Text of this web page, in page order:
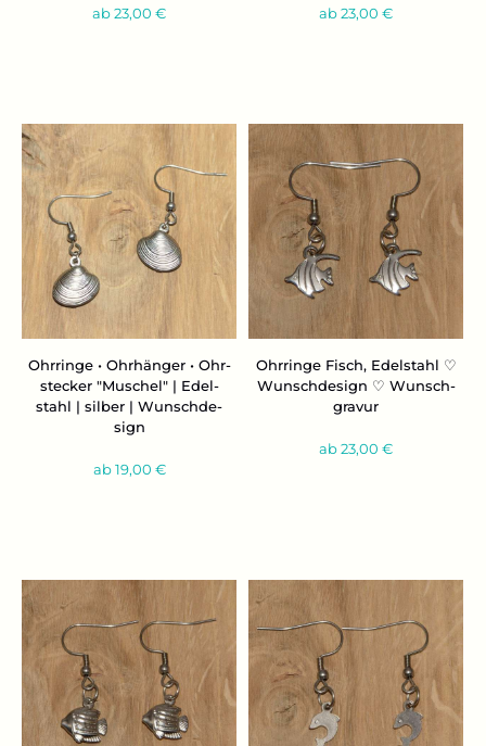
ab 23,00 € ab 23,00 €
Ohr­rin­ge • Ohr­hän­ger • Ohr­
ste­cker "Mu­schel" | Edel­
stahl | sil­ber | Wunsch­de­
sign
ab 19,00 €
Ohr­rin­ge Fisch, Edel­stahl ♡
Wunsch­de­sign ♡ Wunsch­
gra­vur
ab 23,00 €